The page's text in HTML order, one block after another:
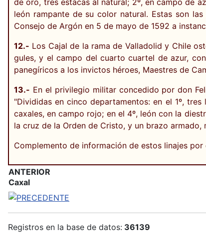
león rampante de su color natural. Estas son
Consejo de Argón en 5 de mayo de 1592 a
12.- Los Cajal de la rama de Valladolid y Chile
gules, y el campo del cuarto cuartel de azur,
panegíricos a los invictos héroes, Maestres de
13.- En el privilegio militar concedido por don
"Divididas en cinco departamentos: en el 1º,
caxales, en campo rojo; en el 4º, león con la
la cruz de la Orden de Cristo, y un brazo armado,
Complemento de información de estos linajes
ANTERIOR
Caxal
Registros en la base de datos: 36139